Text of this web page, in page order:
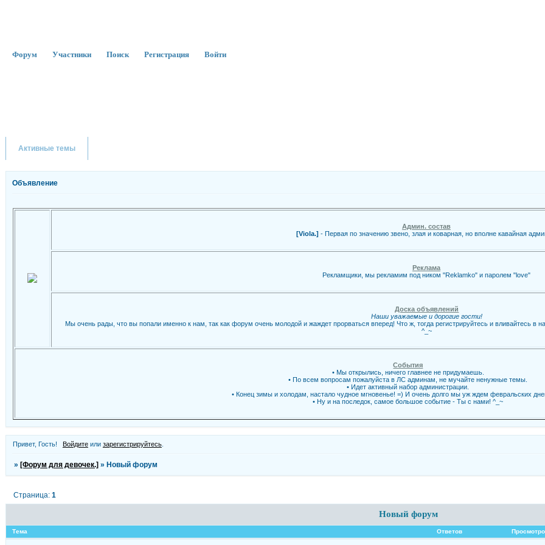
Форум Участники Поиск Регистрация Войти
Активные темы
Объявление
Админ. состав
[Viola.] - Первая по значению звено, злая и коварная, но вполне кавайная
Реклама
Рекламщики, мы рекламим под ником "Reklamko" и паролем "love"
Доска объявлений
Наши уважаемые и дорогие гости!
Мы очень рады, что вы попали именно к нам, так как форум очень молодой и жаждет прорваться вперед! Что ж, тогда регистрируйтесь и
^_~
События
• Мы открылись, ничего главнее не придумаешь.
• По всем вопросам пожалуйста в ЛС админам, не мучайте ненужные темы.
• Идет активный набор администрации.
• Конец зимы и холодам, настало чудное мгновенье! =) И очень долго мы уж ждем февральских
• Ну и на последок, самое большое событие - Ты с нами! ^_~
Привет, Гость! Войдитеили зарегистрируйтесь.
» [Форум для девочек.] » Новый форум
Новый форум
Страница: 1
Тема Ответов